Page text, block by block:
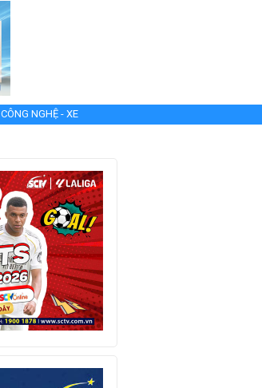
CÔNG NGHỆ - XE